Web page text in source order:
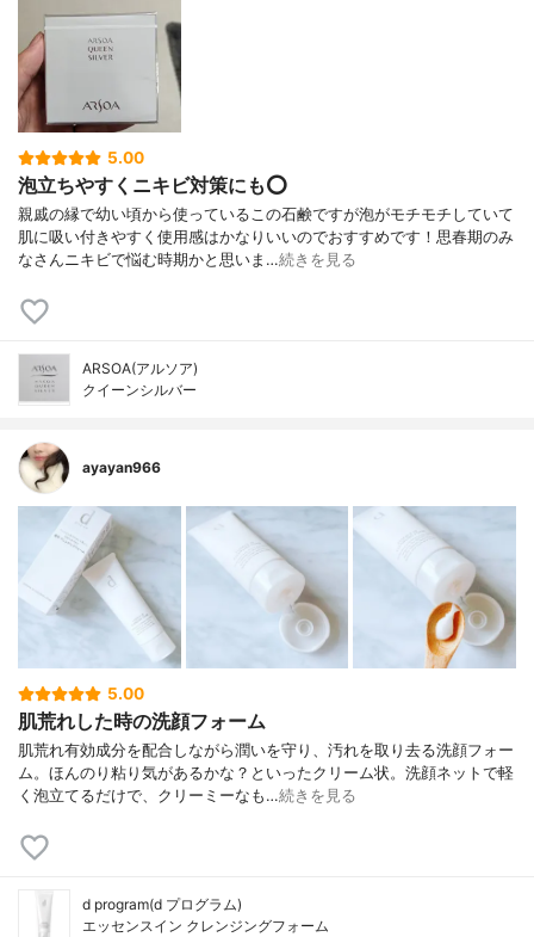
5.00
泡立ちやすくニキビ対策にも⭕
親戚の縁で幼い頃から使っているこの石鹸ですが泡がモチモチしていて
肌に吸い付きやすく使用感はかなりいいのでおすすめです！思春期のみ
なさんニキビで悩む時期かと思いま…続きを見る
ARSOA(アルソア)
クイーンシルバー
ayayan966
5.00
肌荒れした時の洗顔フォーム
肌荒れ有効成分を配合しながら潤いを守り、汚れを取り去る洗顔フォー
ム。ほんのり粘り気があるかな？といったクリーム状。洗顔ネットで軽
く泡立てるだけで、クリーミーなも…続きを見る
d program(d プログラム)
エッセンスイン クレンジングフォーム